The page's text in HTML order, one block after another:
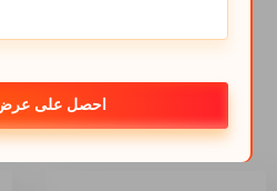
Shellight
احصل على عرض